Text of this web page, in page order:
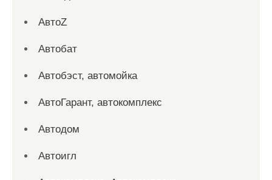
АвтоZ
Автобат
Автобэст, автомойка
АвтоГарант, автокомплекс
Автодом
Автоигл